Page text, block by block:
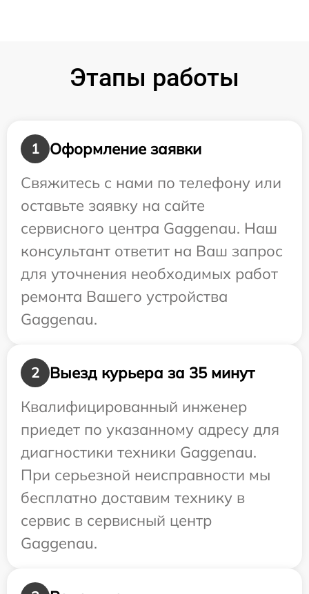
Этапы работы
1
Оформление заявки
Свяжитесь с нами по телефону или
оставьте заявку на сайте
сервисного центра Gaggenau. Наш
консультант ответит на Ваш запрос
для уточнения необходимых работ
ремонта Вашего устройства
Gaggenau.
2
Выезд курьера за 35 минут
Квалифицированный инженер
приедет по указанному адресу для
диагностики техники Gaggenau.
При серьезной неисправности мы
бесплатно доставим технику в
сервис в сервисный центр
Gaggenau.